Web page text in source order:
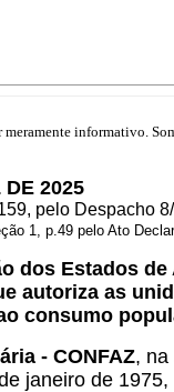
meramente informativo.
DE 2025
pelo Despacho
1, p.49 pelo Ato
dos Estados
autoriza as
consumo
- CONFAZ, na
janeiro de